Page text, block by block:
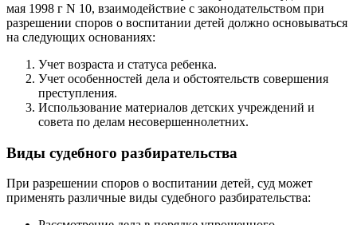
мая 1998 г N 10, взаимодействие с законодательством при
разрешении споров о воспитании детей должно основываться
на следующих основаниях:
Учет возраста и статуса ребенка.
Учет особенностей дела и обстоятельств совершения
преступления.
Использование материалов детских учреждений и
совета по делам несовершеннолетних.
Виды судебного разбирательства
При разрешении споров о воспитании детей, суд может
применять различные виды судебного разбирательства: